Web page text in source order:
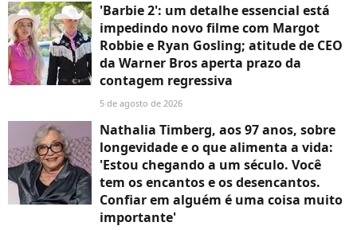
'Barbie 2': um detalhe essencial está
impedindo novo filme com Margot
Robbie e Ryan Gosling; atitude de CEO
da Warner Bros aperta prazo da
contagem regressiva
5 de agosto de 2026
Nathalia Timberg, aos 97 anos, sobre
longevidade e o que alimenta a vida:
'Estou chegando a um século. Você
tem os encantos e os desencantos.
Confiar em alguém é uma coisa muito
importante'